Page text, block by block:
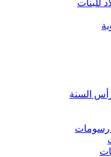
للبنات
السنة
رسومات